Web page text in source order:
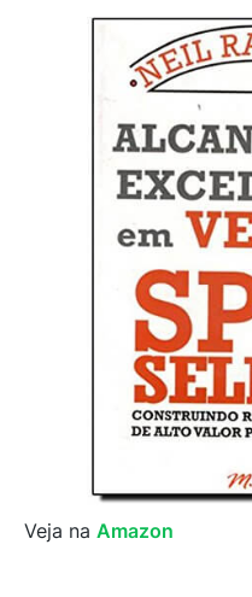
Veja na Amazon